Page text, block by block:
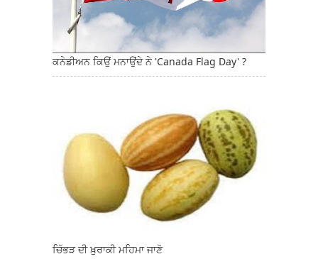
ਕਨੇਡੀਅਨ ਕਿਉਂ ਮਨਾਉਂਦੇ ਨੇ 'Canada Flag Day' ?
ਚਿੱਭੜ ਦੀ ਖ਼ੁਰਾਕੀ ਮਹਿਮਾ ਜਾਣੋ